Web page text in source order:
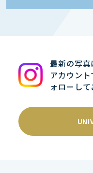
最新の写
アカウン
ォローし